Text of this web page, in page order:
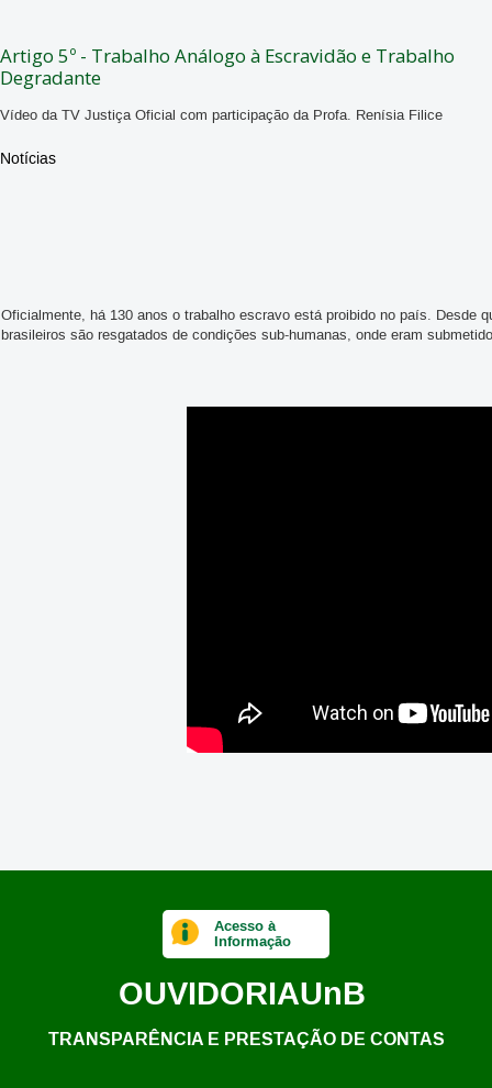
Artigo 5º - Trabalho Análogo à Escravidão e Trabalho
Degradante
Vídeo da TV Justiça Oficial com participação da Profa. Renísia Filice
Notícias
Oficialmente, há 130 anos o trabalho escravo está proibido no país. Desde
brasileiros são resgatados de condições sub-humanas, onde eram
Acesso à
Informação
OUVIDORIAUnB
TRANSPARÊNCIA E PRESTAÇÃO DE CONTAS